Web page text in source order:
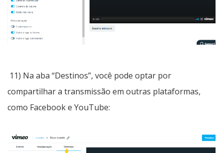
11) Na aba “Destinos”, você pode optar por
compartilhar a transmissão em outras plataformas,
como Facebook e YouTube: